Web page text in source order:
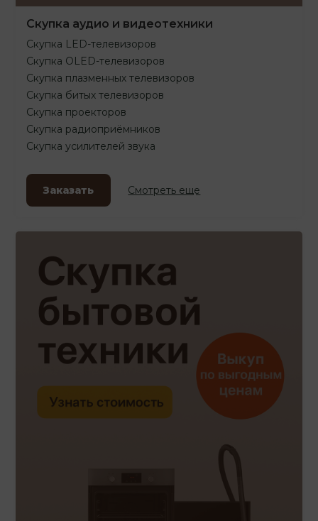
Скупка аудио и видеотехники
Скупка LED-телевизоров
Скупка OLED-телевизоров
Скупка плазменных телевизоров
Скупка битых телевизоров
Скупка проекторов
Скупка радиоприёмников
Скупка усилителей звука
Заказать Смотреть еще